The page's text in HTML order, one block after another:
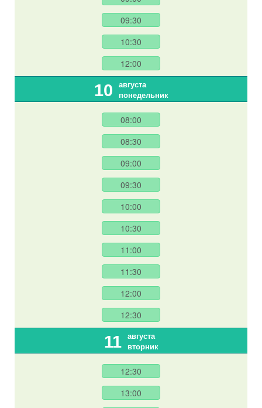
09:30
10:30
12:00
10
августа
понедельник
08:00
08:30
09:00
09:30
10:00
10:30
11:00
11:30
12:00
12:30
11
августа
вторник
12:30
13:00